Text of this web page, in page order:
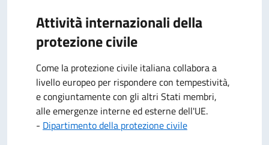
Attività internazionali della
protezione civile
Come la protezione civile italiana collabora a
livello europeo per rispondere con tempestività,
e congiuntamente con gli altri Stati membri,
alle emergenze interne ed esterne dell'UE.
- Dipartimento della protezione civile